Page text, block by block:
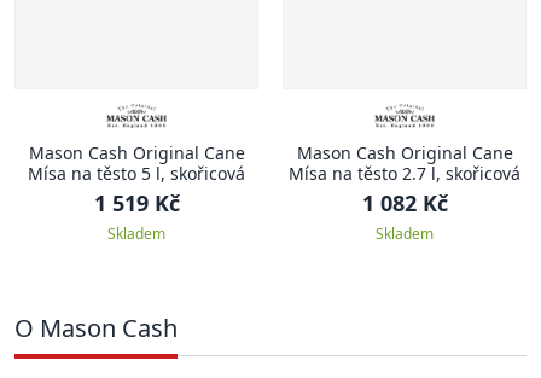
Mason Cash Original Cane
Mísa na těsto 5 l, skořicová
1 519 Kč
Skladem
Mason Cash Original Cane
Mísa na těsto 2.7 l, skořicová
1 082 Kč
Skladem
O Mason Cash